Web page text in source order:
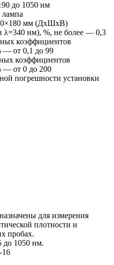
до 1050 нм
лампа
мм (ДxШxВ)
λ=340 нм), %, не более — 0,3
коэффициентов
— от 0,1 до 99
коэффициентов
— от 0 до 200
погрешности установки
для измерения
плотности и
пробах.
до 1050 нм.